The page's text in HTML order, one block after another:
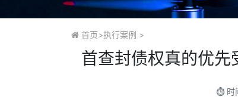
首页>执行案例 >
首查封债权真的优先
时